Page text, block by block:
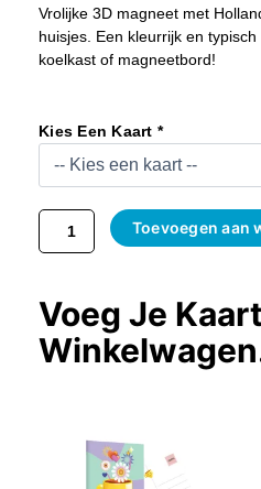
Vrolijke 3D magneet met
huisjes. Een kleurrijk en
koelkast of magneetbord!
Kies Een Kaart *
Holland
Aantal
Toevoegen aan
Voeg Je